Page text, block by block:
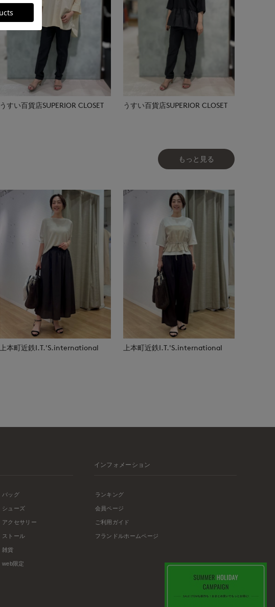
うすい百貨店SUPERIOR CLOSET うすい百貨店SUPERIOR CLOSET
もっと見る
上本町近鉄I.T.'S.international 上本町近鉄I.T.'S.international
バッグ
シューズ
アクセサリー
ストール
雑貨
web限定
インフォメーション
ランキング
会員ページ
ご利用ガイド
フランドルホームページ